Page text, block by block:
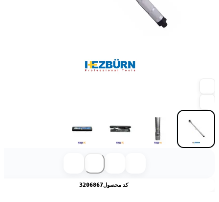
کد محصول3206867